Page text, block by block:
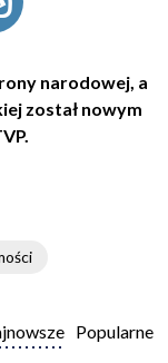
narodowej, a
został nowym
Popularne